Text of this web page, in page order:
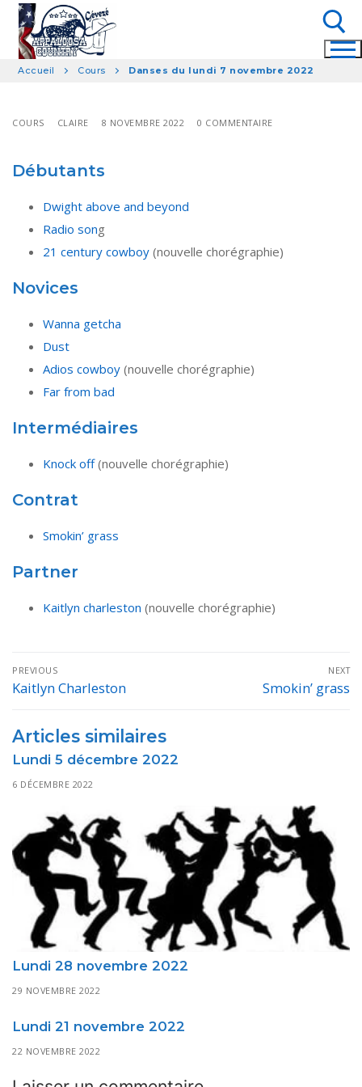
Aller
contenu
Accueil Cours Danses du lundi 7 novembre 2022
COURS CLAIRE 8 NOVEMBRE 2022 0 COMMENTAIRE
Débutants
Dwight above and beyond
Radio song
21 century cowboy (nouvelle chorégraphie)
Novices
Wanna getcha
Dust
Adios cowboy (nouvelle chorégraphie)
Far from bad
Intermédiaires
Knock off(nouvelle chorégraphie)
Contrat
Smokin’ grass
Partner
Kaitlyn charleston (nouvelle chorégraphie)
Navigation
de
PREVIOUS
Previous
Kaitlyn Charleston
NEXT
Next
Smokin’ grass
Articles similaires
Lundi 5 décembre 2022
6 DÉCEMBRE 2022
Lundi 28 novembre 2022
29 NOVEMBRE 2022
Lundi 21 novembre 2022
22 NOVEMBRE 2022